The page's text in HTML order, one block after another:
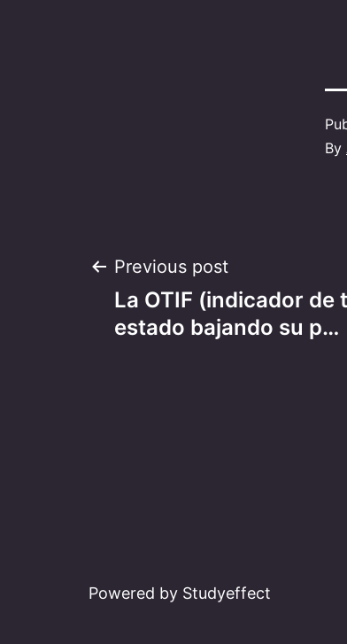
By
Post
navigation
Previous post
La OTIF (indicador de
estado bajando su p…
Powered by Studyeffect